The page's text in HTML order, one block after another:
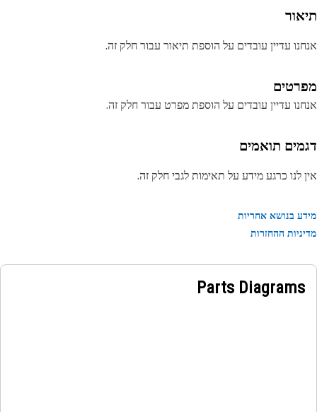
עדיין עובדים על הוספת תיאור עבור חלק זה.
עדיין עובדים על הוספת מפרט עבור חלק זה.
תואמים
לנו כרגע מידע על תאימות לגבי חלק זה.
בנושא אחריות
ההחזרות
Parts Diagrams